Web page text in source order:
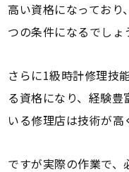
高い資格になってお
つの条件になるでしょ
さらに1級時計修理技
る資格になり、経験
いる修理店は技術が高
ですが実際の作業で